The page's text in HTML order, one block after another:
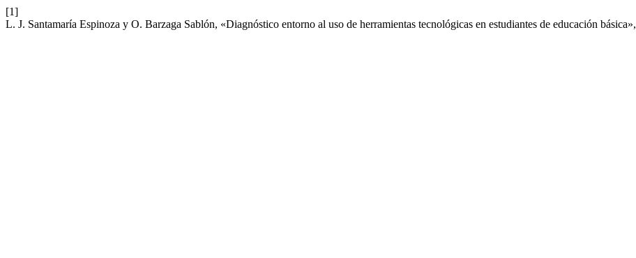
[1]
L. J. Santamaría Espinoza y O. Barzaga Sablón, «Diagnóstico entorno al uso de herramientas tecnológicas en estudiantes de educación básica»,